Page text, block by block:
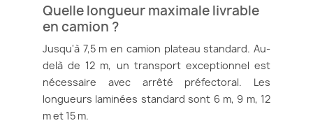
Quelle longueur maximale livrable
en camion ?
Jusqu'à 7,5 m en camion plateau standard. Au-
delà de 12 m, un transport exceptionnel est
nécessaire avec arrêté préfectoral. Les
longueurs laminées standard sont 6 m, 9 m, 12
m et 15 m.